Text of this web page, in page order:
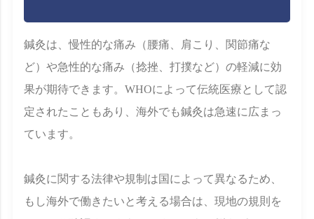
鍼灸は、慢性的な痛み（腰痛、肩こり、関節痛な
ど）や急性的な痛み（捻挫、打撲など）の軽減に効
果が期待できます。WHOによって伝統医療として認
定されたこともあり、海外でも鍼灸は急速に広まっ
ています。
鍼灸に関する法律や規制は国によって異なるため、
もし海外で働きたいと考える場合は、現地の規則を